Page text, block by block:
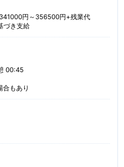
円～356500円+残業代
づき支給
00:45
もあり